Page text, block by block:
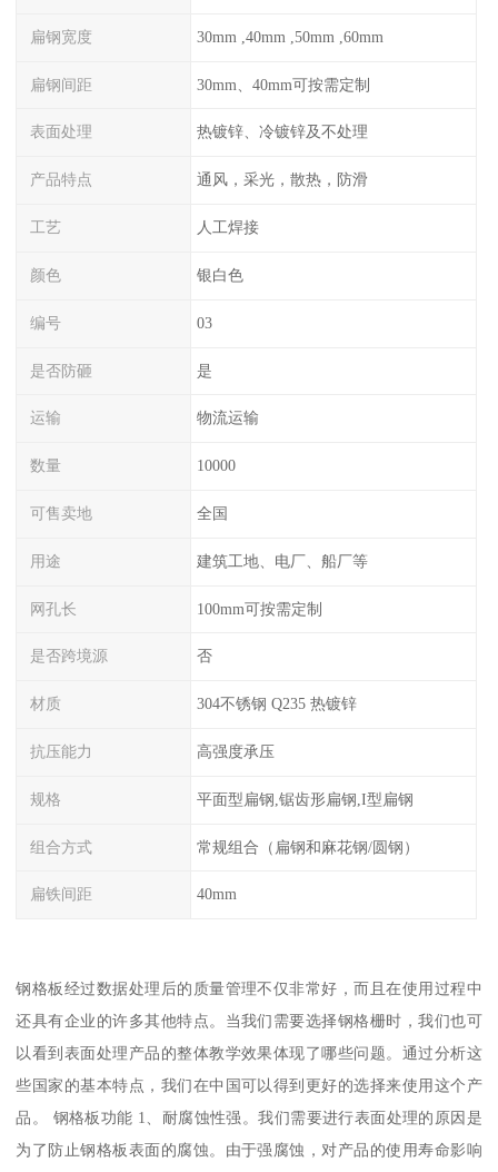
扁钢宽度 30mm ,40mm ,50mm ,60mm
扁钢间距 30mm、40mm可按需定制
表面处理 热镀锌、冷镀锌及不处理
产品特点 通风，采光，散热，防滑
工艺 人工焊接
颜色 银白色
编号 03
是否防砸 是
运输 物流运输
数量 10000
可售卖地 全国
用途 建筑工地、电厂、船厂等
网孔长 100mm可按需定制
是否跨境源 否
材质 304不锈钢 Q235 热镀锌
抗压能力 高强度承压
规格 平面型扁钢,锯齿形扁钢,I型扁钢
组合方式 常规组合（扁钢和麻花钢/圆钢）
扁铁间距 40mm
钢格板经过数据处理后的质量管理不仅非常好，而且在使用过程中
还具有企业的许多其他特点。当我们需要选择钢格栅时，我们也可
以看到表面处理产品的整体教学效果体现了哪些问题。通过分析这
些国家的基本特点，我们在中国可以得到更好的选择来使用这个产
品。 钢格板功能 1、耐腐蚀性强。我们需要进行表面处理的原因是
为了防止钢格板表面的腐蚀。由于强腐蚀，对产品的使用寿命影响